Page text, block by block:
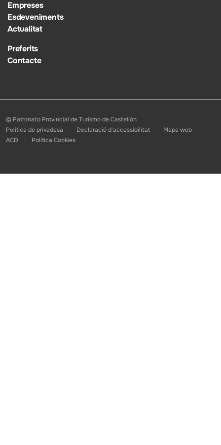
Empreses
Esdeveniments
Actualitat
Preferits
Contacte
© Patronato Provincial de Turismo de Castellón
Política de privadesa
Declaració d'accessibilitat
Mapa web
ACD
Política Cookies